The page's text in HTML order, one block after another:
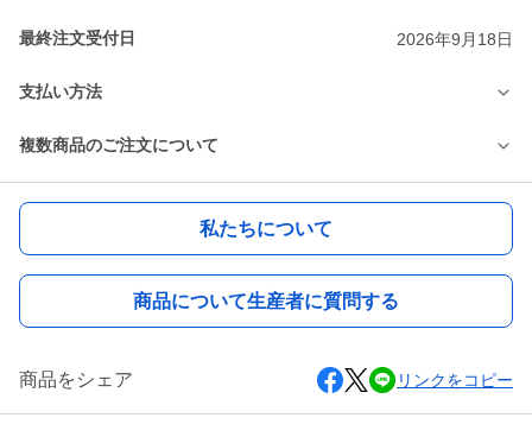
最終注文受付日 2026年9月18日
支払い方法
複数商品のご注文について
私たちについて
商品について生産者に質問する
商品をシェア リンクをコピー